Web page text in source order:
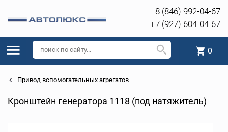
8 (846) 992-04-67
+7 (927) 604-04-67
0
Привод вспомогательных агрегатов
Кронштейн генератора 1118 (под натяжитель)